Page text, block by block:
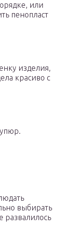
или
пенопласт
изделия,
красиво с
выбирать
развалилось